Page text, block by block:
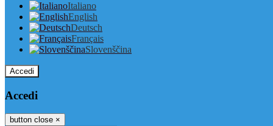
Italiano
English
Deutsch
Français
Slovenščina
Accedi
Accedi
button close ×